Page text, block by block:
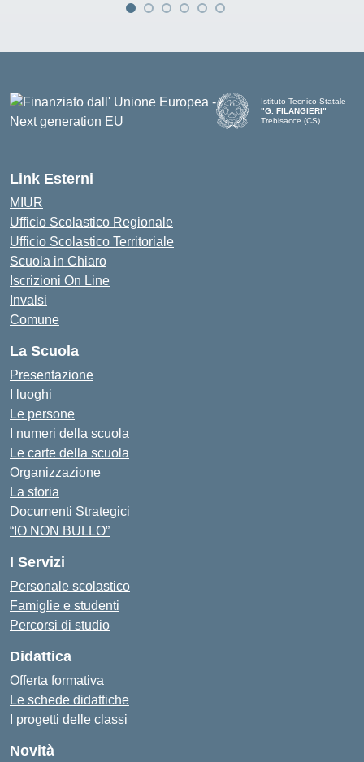
Istituto Tecnico Statale
"G. FILANGIERI"
Trebisacce (CS)
Link Esterni
MIUR
Ufficio Scolastico Regionale
Ufficio Scolastico Territoriale
Scuola in Chiaro
Iscrizioni On Line
Invalsi
Comune
La Scuola
Presentazione
I luoghi
Le persone
I numeri della scuola
Le carte della scuola
Organizzazione
La storia
Documenti Strategici
“IO NON BULLO”
I Servizi
Personale scolastico
Famiglie e studenti
Percorsi di studio
Didattica
Offerta formativa
Le schede didattiche
I progetti delle classi
Novità